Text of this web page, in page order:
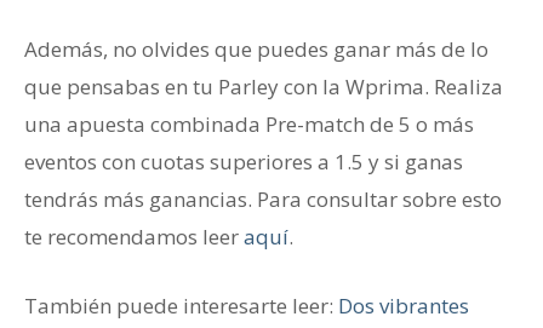
Además, no olvides que puedes ganar más de lo
que pensabas en tu Parley con la Wprima. Realiza
una apuesta combinada Pre-match de 5 o más
eventos con cuotas superiores a 1.5 y si ganas
tendrás más ganancias. Para consultar sobre esto
te recomendamos leeraquí.
También puede interesarte leer: Dos vibrantes